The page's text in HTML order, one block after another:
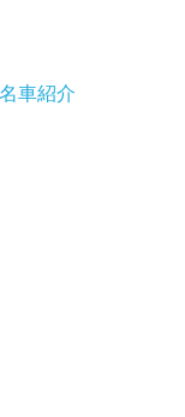
車紹介